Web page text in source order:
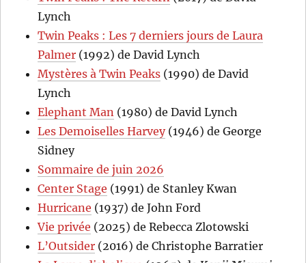
Lynch
Twin Peaks : Les 7 derniers jours de Laura
Palmer (1992) de David Lynch
Mystères à Twin Peaks (1990) de David
Lynch
Elephant Man (1980) de David Lynch
Les Demoiselles Harvey(1946) de George
Sidney
Sommaire de juin 2026
Center Stage (1991) de Stanley Kwan
Hurricane (1937) de John Ford
Vie privée (2025) de Rebecca Zlotowski
L’Outsider (2016) de Christophe Barratier